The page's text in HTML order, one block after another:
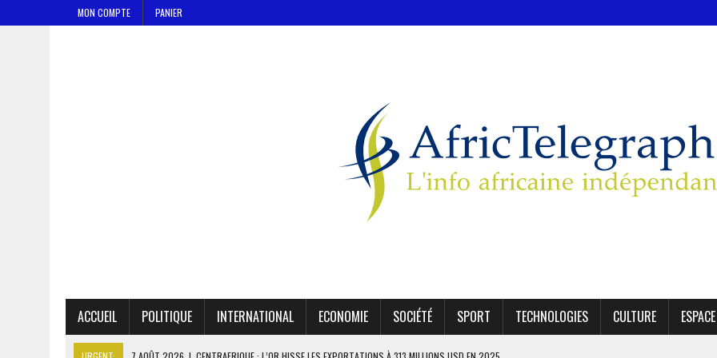
MON COMPTE PANIER
ACCUEIL POLITIQUE INTERNATIONAL ECONOMIE SOCIÉTÉ SPORT TECHNOLOGIES CULTURE